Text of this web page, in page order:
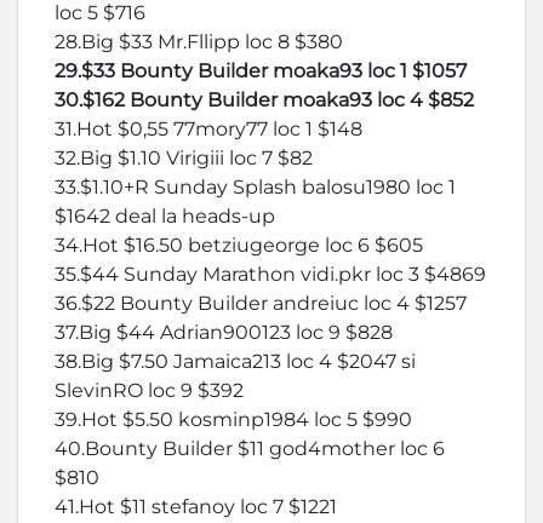
loc 5 $716
28.Big $33 Mr.Fllipp loc 8 $380
29.$33 Bounty Builder moaka93 loc 1 $1057
30.$162 Bounty Builder moaka93 loc 4 $852
31.Hot $0,55 77mory77 loc 1 $148
32.Big $1.10 Virigiii loc 7 $82
33.$1.10+R Sunday Splash balosu1980 loc 1
$1642 deal la heads-up
34.Hot $16.50 betziugeorge loc 6 $605
35.$44 Sunday Marathon vidi.pkr loc 3 $4869
36.$22 Bounty Builder andreiuc loc 4 $1257
37.Big $44 Adrian900123 loc 9 $828
38.Big $7.50 Jamaica213 loc 4 $2047 si
SlevinRO loc 9 $392
39.Hot $5.50 kosminp1984 loc 5 $990
40.Bounty Builder $11 god4mother loc 6
$810
41.Hot $11 stefanoy loc 7 $1221